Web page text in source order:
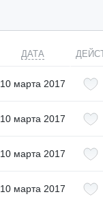
ДАТА
10 марта 2017
10 марта 2017
10 марта 2017
10 марта 2017